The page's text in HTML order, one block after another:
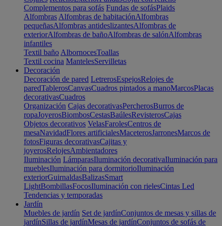
Complementos para sofás Fundas de sofásPlaids
Alfombras Alfombras de habitaciónAlfombras
pequeñasAlfombras antideslizantesAlfombras de
exteriorAlfombras de bañoAlfombras de salónAlfombras
infantiles
Textil baño AlbornocesToallas
Textil cocina MantelesServilletas
Decoración
Decoración de pared LetrerosEspejosRelojes de
paredTablerosCanvasCuadros pintados a manoMarcosPlacas
decorativasCuadros
Organización Cajas decorativasPercherosBurros de
ropaJoyerosBiombosCestasBaúlesRevisterosCajas
Objetos decorativos VelasFarolesCentros de
mesaNavidadFlores artificialesMaceterosJarronesMarcos de
fotosFiguras decorativasCajitas y
joyerosRelojesAmbientadores
Iluminación LámparasIluminación decorativaIluminación para
mueblesIluminación para dormitorioIluminación
exteriorGuirnaldasBalizasSmart
LightBombillasFocosIluminación con rielesCintas Led
Tendencias y temporadas
Jardín
Muebles de jardín Set de jardínConjuntos de mesas y sillas de
jardínSillas de jardínMesas de jardínConjuntos de sofás de